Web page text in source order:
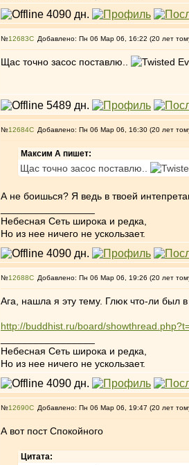
№12683 Добавлено: Пн 06 Мар 06, 16:22 (20 лет
Щас точно засос поставлю..
№12684 Добавлено: Пн 06 Мар 06, 16:30 (20 лет
Максим А пишет:
Щас точно засос поставлю..
А не боишься? Я ведь в твоей
Небесная Сеть широка и редка,
Но из нее ничего не ускользает.
№12688 Добавлено: Пн 06 Мар 06, 19:26 (20 лет
Ага, нашла я эту тему. Глюк что-ли был
http://buddhist.ru/board/
Небесная Сеть широка и редка,
Но из нее ничего не ускользает.
№12690 Добавлено: Пн 06 Мар 06, 19:47 (20 лет
А вот пост Спокойного
Цитата: